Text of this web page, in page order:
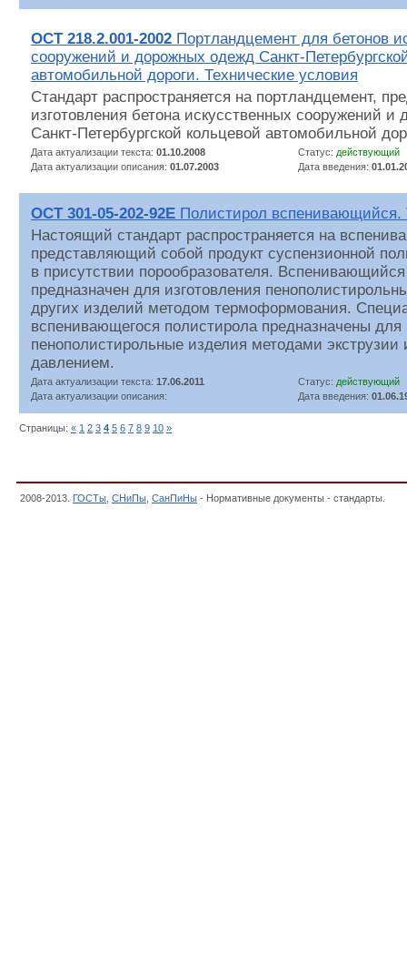
ОСТ 218.2.001-2002 Портландцемент для бетонов
сооружений и дорожных одежд Санкт-
автомобильной дороги. Технические условия
Стандарт распространяется на портландцемент,
изготовления бетона искусственных сооружений
Санкт-Петербургской кольцевой автомобильной
Дата актуализации текста: 01.10.2008 Статус: действующий
Дата актуализации описания: 01.07.2003 Дата введения:
ОСТ 301-05-202-92Е Полистирол вспенивающийся.
Настоящий стандарт распространяется на
представляющий собой продукт суспензионной
в присутствии порообразователя.
предназначен для изготовления
других изделий методом термоформования.
вспенивающегося полистирола предназначены для
пенополистирольные изделия методами экструзии
давлением.
Дата актуализации текста: 17.06.2011 Статус: действующий
Дата актуализации описания:
Дата введения:
Страницы: « 1 2 3 4 5 6 7 8 9 10 »
2008-2013. ГОСТы СНиПы СанПиНы - Нормативные документы - стандарты.